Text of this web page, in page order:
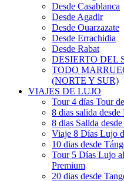
Desde Casablanca
Desde Agadir
Desde Ouarzazate
Desde Errachidia
Desde Rabat
DESIERTO DEL
TODO
(NORTE Y SUR)
VIAJES DE LUJO
Tour 4 días Tour
8 dias salida
8 dias Salida
Viaje 8 Días Lujo
10 dias desde
Tour 5 Días Lujo
Premium
20 dias desde